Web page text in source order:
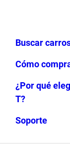
Favoritos Menú
Buscar
Cómo
¿Por qué
T?
Soporte